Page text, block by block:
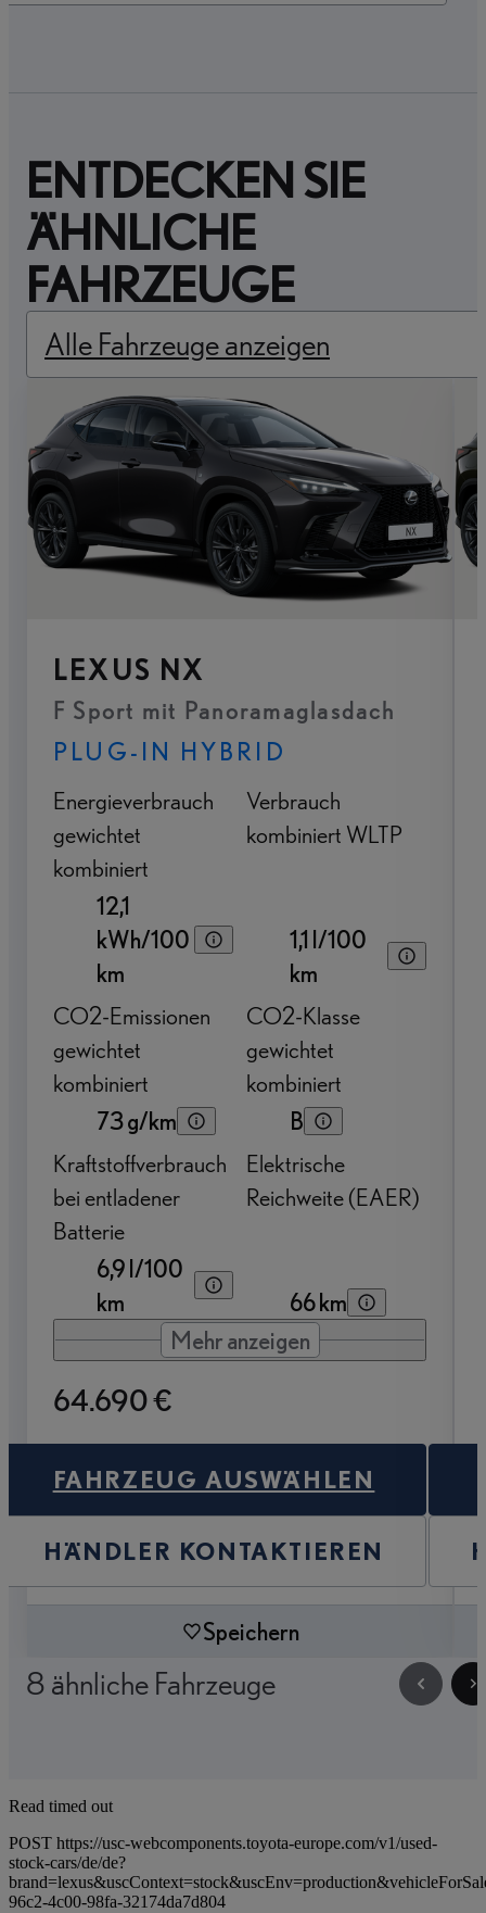
ENTDECKEN SIE
ÄHNLICHE
FAHRZEUGE
Alle Fahrzeuge anzeigen
LEXUS NX
F Sport mit Panoramaglasdach
PLUG-IN HYBRID
Energieverbrauch
gewichtet
kombiniert
12,1
kWh/100
km
Verbrauch
kombiniert WLTP
1,1 l/100
km
CO2-Emissionen
gewichtet
kombiniert
73 g/km
CO2-Klasse
gewichtet
kombiniert
B
Kraftstoffverbrauch
bei entladener
Batterie
6,9 l/100
km
Elektrische
Reichweite (EAER)
66 km
Mehr anzeigen
64.690 €
FAHRZEUG AUSWÄHLEN
HÄNDLER KONTAKTIEREN
Speichern
8 ähnliche Fahrzeuge
Read timed out
POST https://usc-webcomponents.toyota-europe.com/v1/used-
stock-cars/de/de?
96c2-4c00-98fa-32174da7d804